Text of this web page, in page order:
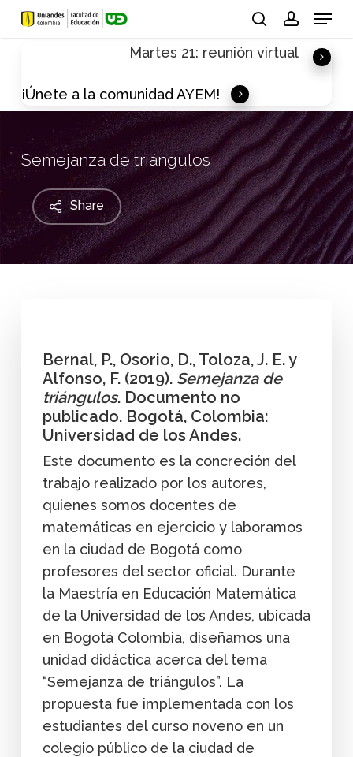
Skip
Menu
Martes 21: reunión virtual
¡Únete a la comunidad AYEM!
Semejanza de triángulos
Share
Bernal, P., Osorio, D., Toloza, J. E. y
Alfonso, F. (2019). Semejanza de
triángulos. Documento no
publicado. Bogotá, Colombia:
Universidad de los Andes.
Este documento es la concreción del
trabajo realizado por los autores,
quienes somos docentes de
matemáticas en ejercicio y laboramos
en la ciudad de Bogotá como
profesores del sector oficial. Durante
la Maestría en Educación Matemática
de la Universidad de los Andes, ubicada
en Bogotá Colombia, diseñamos una
unidad didáctica acerca del tema
“Semejanza de triángulos”. La
propuesta fue implementada con los
estudiantes del curso noveno en un
colegio público de la ciudad de